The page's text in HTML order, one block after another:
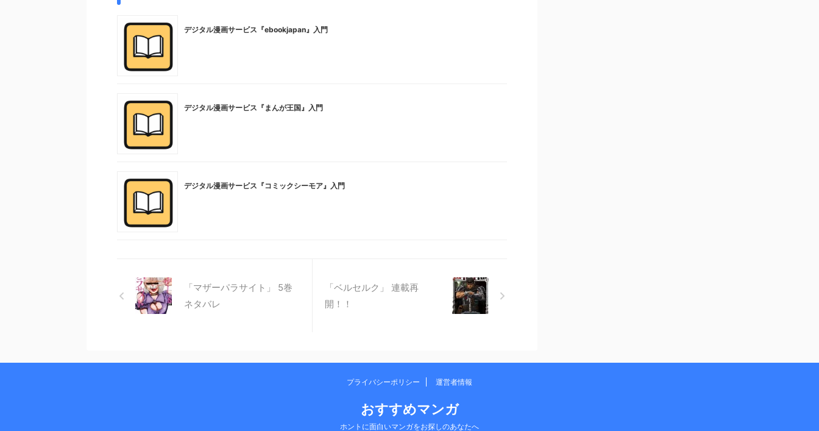
デジタル漫画サービス『ebookjapan』入門
デジタル漫画サービス『まんが王国』入門
デジタル漫画サービス『コミックシーモア』入門
「マザーパラサイト」 5巻
ネタバレ
「ベルセルク」 連載再
開！！
プライバシーポリシー 運営者情報
おすすめマンガ
ホントに面白いマンガをお探しのあなたへ